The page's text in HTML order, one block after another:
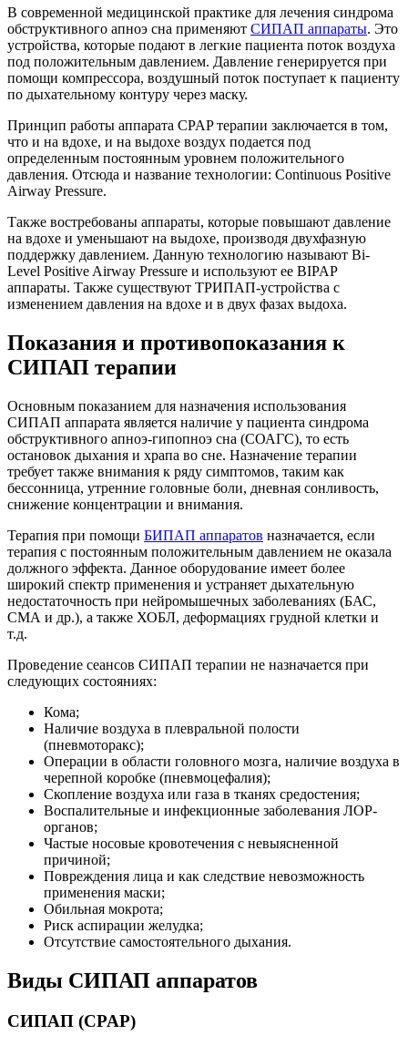
В современной медицинской практике для лечения синдрома
обструктивного апноэ сна применяют СИПАП аппараты. Это
устройства, которые подают в легкие пациента поток воздуха
под положительным давлением. Давление генерируется при
помощи компрессора, воздушный поток поступает к пациенту
по дыхательному контуру через маску.
Принцип работы аппарата CPAP терапии заключается в том,
что и на вдохе, и на выдохе воздух подается под
определенным постоянным уровнем положительного
давления. Отсюда и название технологии: Continuous Positive
Airway Pressure.
Также востребованы аппараты, которые повышают давление
на вдохе и уменьшают на выдохе, производя двухфазную
поддержку давлением. Данную технологию называют Bi-
Level Positive Airway Pressure и используют ее BIPAP
аппараты. Также существуют ТРИПАП-устройства с
изменением давления на вдохе и в двух фазах выдоха.
Показания и противопоказания к
СИПАП терапии
Основным показанием для назначения использования
СИПАП аппарата является наличие у пациента синдрома
обструктивного апноэ-гипопноэ сна (СОАГС), то есть
остановок дыхания и храпа во сне. Назначение терапии
требует также внимания к ряду симптомов, таким как
бессонница, утренние головные боли, дневная сонливость,
снижение концентрации и внимания.
Терапия при помощи БИПАП аппаратов назначается, если
терапия с постоянным положительным давлением не оказала
должного эффекта. Данное оборудование имеет более
широкий спектр применения и устраняет дыхательную
недостаточность при нейромышечных заболеваниях (БАС,
СМА и др.), а также ХОБЛ, деформациях грудной клетки и
т.д.
Проведение сеансов СИПАП терапии не назначается при
следующих состояниях:
Кома;
Наличие воздуха в плевральной полости
(пневмоторакс);
Операции в области головного мозга, наличие воздуха в
черепной коробке (пневмоцефалия);
Скопление воздуха или газа в тканях средостения;
Воспалительные и инфекционные заболевания ЛОР-
органов;
Частые носовые кровотечения с невыясненной
причиной;
Повреждения лица и как следствие невозможность
применения маски;
Обильная мокрота;
Риск аспирации желудка;
Отсутствие самостоятельного дыхания.
Виды СИПАП аппаратов
СИПАП (CPAP)